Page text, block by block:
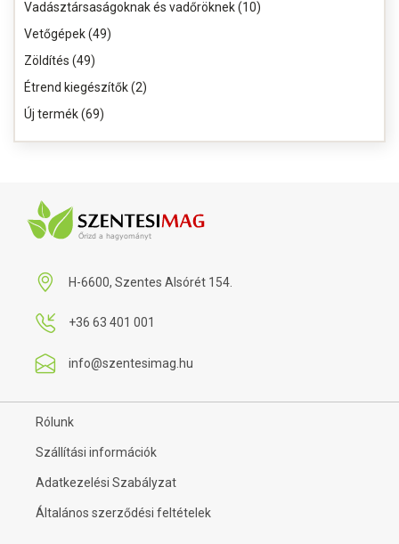
Vadásztársaságoknak és vadőröknek (10)
Vetőgépek (49)
Zöldítés (49)
Étrend kiegészítők (2)
Új termék (69)
H-6600, Szentes Alsórét 154.
+36 63 401 001
info@szentesimag.hu
Rólunk
Szállítási információk
Adatkezelési Szabályzat
Általános szerződési feltételek